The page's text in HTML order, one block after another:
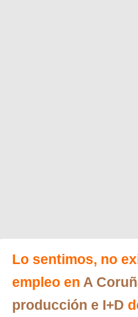
Lo sentimos, no
empleo en A
producción e I+D